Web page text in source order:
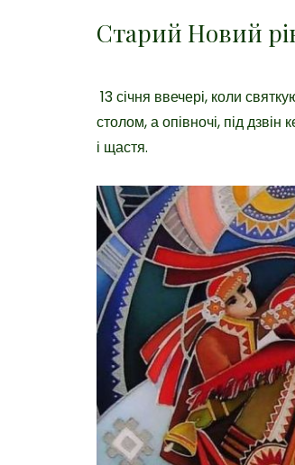
Старий Новий
13 січня ввечері, коли
столом, а опівночі, під
і щастя.